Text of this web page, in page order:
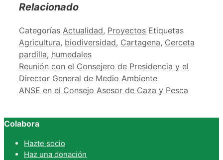
Relacionado
Categorías Actualidad, Proyectos Etiquetas
Agricultura, biodiversidad, Cartagena, Cerceta
pardilla, humedales
Reunión con el Consejero de Presidencia y el
Director General de Medio Ambiente
ANSE en el Consejo Asesor de Caza y Pesca
Colabora
Hazte socio
Haz una donación